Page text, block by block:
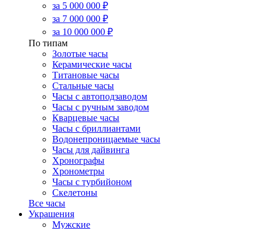
за 5 000 000 ₽
за 7 000 000 ₽
за 10 000 000 ₽
По типам
Золотые часы
Керамические часы
Титановые часы
Стальные часы
Часы с автоподзаводом
Часы с ручным заводом
Кварцевые часы
Часы с бриллиантами
Водонепроницаемые часы
Часы для дайвинга
Хронографы
Хронометры
Часы с турбийоном
Скелетоны
Все часы
Украшения
Мужские